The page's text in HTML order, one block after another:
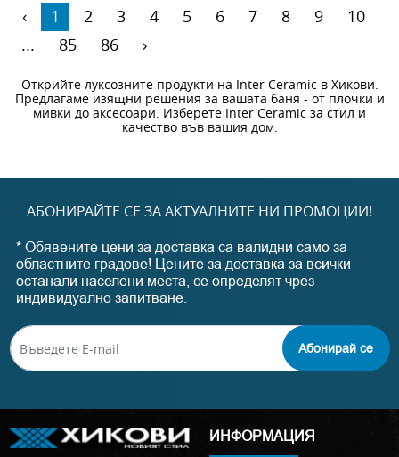
‹ 1 2 3 4 5 6 7 8 9
10
...
85 86 ›
Открийте луксозните продукти на Inter Ceramic в Хикови.
Предлагаме изящни решения за вашата баня - от плочки и
мивки до аксесоари. Изберете Inter Ceramic за стил и
качество във вашия дом.
АБОНИРАЙТЕ СЕ ЗА АКТУАЛНИТЕ НИ ПРОМОЦИИ!
* Обявените цени за доставка са валидни само за
областните градове! Цените за доставка за всички
останали населени места, се определят чрез
индивидуално запитване.
Абонирай се
ИНФОРМАЦИЯ